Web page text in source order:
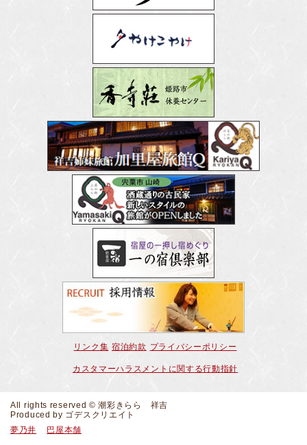
リンク集 宿泊約款 プライバシーポリシー
カスタマーハラスメントに関する行動指針
All rights reserved © 潮彩きらら 祥吉
Produced by ゴデスクリエイト
夢乃井
巴屋本舗